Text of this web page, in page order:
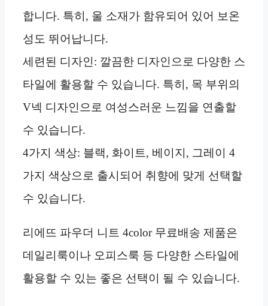
합니다. 특히, 울 소재가 함유되어 있어 보온
성도 뛰어납니다.
세련된 디자인: 깔끔한 디자인으로 다양한 스
타일에 활용할 수 있습니다. 특히, 목 부위의
V넥 디자인으로 여성스러운 느낌을 연출할
수 있습니다.
4가지 색상: 블랙, 화이트, 베이지, 그레이 4
가지 색상으로 출시되어 취향에 맞게 선택할
수 있습니다.
리에뜨 파우더 니트 4color 무료배송 제품은
데일리룩이나 오피스룩 등 다양한 스타일에
활용할 수 있는 좋은 선택이 될 수 있습니다.